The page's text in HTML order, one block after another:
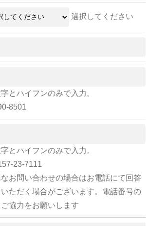
選択してください
とハイフンのみで入力。
8501
とハイフンのみで入力。
23-7111
お問い合わせの場合はお電話にて回答
いただく場合がございます。電話番号の
協力をお願いします